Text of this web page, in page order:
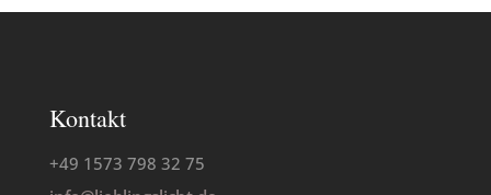
Kontakt
+49 1573 798 32 75